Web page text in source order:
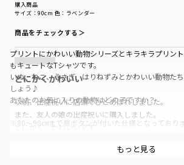
購入商品
サイズ：90cm 色：ラベンダー
商品をチェックする＞
とにかくかわいい
以前、出産祝いに店頭でひとめぼれしました。
また、友人の娘の出産祝いに購入しました。
とにかく、かわいいです。
プリントにかわいい動物シリーズとキラキラプリン
もキュートなTシャツです。
いぬ、ねこ、うさぎ、はりねずみとかわいい動物た
しょう♪
あなたのお気に入りの動物はどの子ですか？
※80～90㎝まで肩ボタンが付いた仕様となっておりま
もっと見る